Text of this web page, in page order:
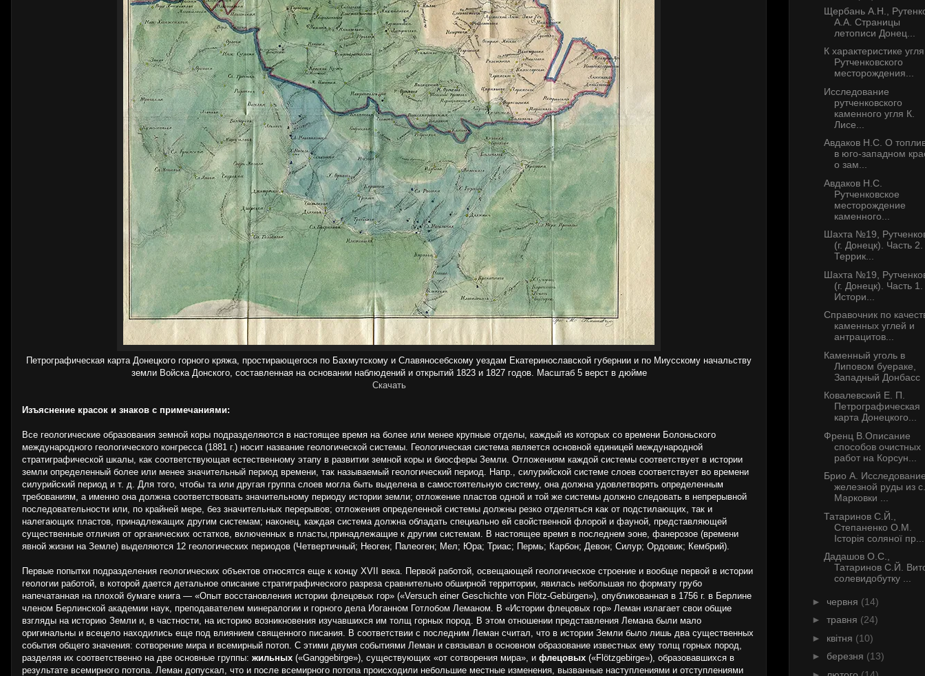
Петрографическая карта Донецкого горного кряжа, простирающегося по Бахмутскому и Славяносебскому уездам Екатеринославской губернии и по Миусскому начальству
земли Войска Донского, составленная на основании наблюдений и открытий 1823 и 1827 годов. Масштаб 5 верст в дюйме
Скачать
Изъяснение красок и знаков с примечаниями:
Все геологические образования земной коры подразделяются в настоящее время на более или менее крупные отделы, каждый из которых со времени Болоньского
международного геологического конгресса (1881 г.) носит название геологической системы. Геологическая система является основной единицей международной
стратиграфической шкалы, как соответствующая естественному этапу в развитии земной коры и биосферы Земли. Отложениям каждой системы соответствует в истории
земли определенный более или менее значительный период времени, так называемый геологический период. Напр., силурийской системе слоев соответствует во времени
силурийский период и т. д. Для того, чтобы та или другая группа слоев могла быть выделена в самостоятельную систему, она должна удовлетворять определенным
требованиям, а именно она должна соответствовать значительному периоду истории земли; отложение пластов одной и той же системы должно следовать в непрерывной
последовательности или, по крайней мере, без значительных перерывов; отложения определенной системы должны резко отделяться как от подстилающих, так и
налегающих пластов, принадлежащих другим системам; наконец, каждая система должна обладать специально ей свойственной флорой и фауной, представляющей
существенные отличия от органических остатков, включенных в пласты,принадлежащие к другим системам. В настоящее время в последнем эоне, фанерозое (времени
явной жизни на Земле) выделяются 12 геологических периодов (Четвертичный; Неоген; Палеоген; Мел; Юра; Триас; Пермь; Карбон; Девон; Силур; Ордовик; Кембрий).
Первые попытки подразделения геологических объектов относятся еще к концу XVII века. Первой работой, освещающей геологическое строение и вообще первой в истории
геологии работой, в которой дается детальное описание стратиграфического разреза сравнительно обширной территории, явилась небольшая по формату грубо
напечатанная на плохой бумаге книга — «Опыт восстановления истории флецовых гор» («Versuch einer Geschichte von Flötz-Gebürgen»), опубликованная в 1756 г. в Берлине
членом Берлинской академии наук, преподавателем минералогии и горного дела Иоганном Готлобом Леманом. В «Истории флецовых гор» Леман излагает свои общие
взгляды на историю Земли и, в частности, на историю возникновения изучавшихся им толщ горных пород. В этом отношении представления Лемана были мало
оригинальны и всецело находились еще под влиянием священного писания. В соответствии с последним Леман считал, что в истории Земли было лишь два су­щественных
события общего значения: сотворение мира и всемирный потоп. С этими двумя со­бытиями Леман и связывал в основном образование известных ему толщ горных пород,
разделяя их соответственно на две основные группы: жильных («Ganggebirge»), существующих «от сотворения мира», и флецовых («Flötzgebirge»), образовавшихся в
результате всемирного потопа. Леман допускал, что и после всемирного потопа происходили небольшие местные изменения, вызванные наступлениями и отступлениями
Щербань А.Н.,
А.А. Страницы
летописи Донец...
К характеристике угля
Рутченковского
месторождения...
Исследование
рутченковского
каменного угля К.
Лисе...
Авдаков Н.С. О
в юго-западном
о зам...
Авдаков Н.С.
Рутченковское
месторождение
каменного...
Шахта №19,
(г. Донецк). Часть 2.
Террик...
Шахта №19,
(г. Донецк). Часть 1.
Истори...
Справочник по
каменных углей и
антрацитов...
Каменный уголь в
Липовом буераке,
Западный Донбасс
Ковалевский Е. П.
Петрографическая
карта Донецкого...
Френц В.Описание
способов очистных
работ на Корсун...
Брио А.
железной руды из с.
Марковки ...
Татаринов С.Й.,
Степаненко О.М.
Історія соляної пр...
Дадашов О.С.,
Татаринов С.Й.
солевидобутку ...
► червня (14)
► травня (24)
► квітня (10)
► березня (13)